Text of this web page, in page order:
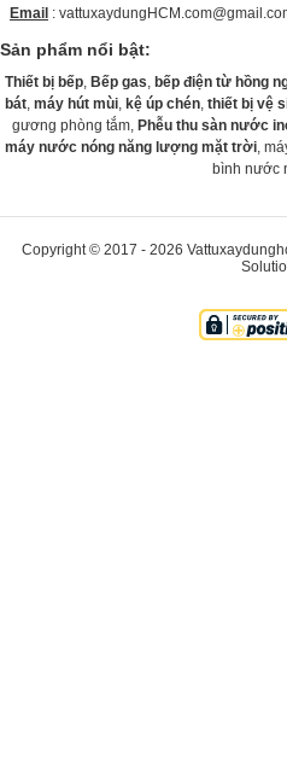
Email :
Sản phẩm nổi bật:
Thiết bị bếp, Bếp gas, bếp điện từ hồng
bát, máy hút mùi, kệ úp chén, thiết bị vệ
gương phòng tắm, Phễu thu sàn nước
máy nước nóng năng lượng mặt trời,
bình nước
Copyright © 2017 - 2026